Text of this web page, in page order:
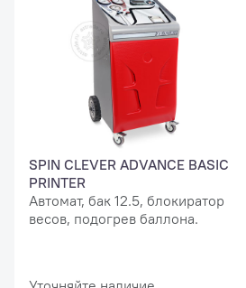
SPIN CLEVER ADVANCE BASIC
PRINTER
Автомат, бак 12.5, блокиратор
весов, подогрев баллона.